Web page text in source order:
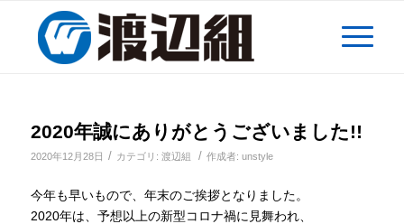
2020年誠にありがとうございました!!
2020年12月28日 / カテゴリ: 渡辺組 / 作成者: unstyle
今年も早いもので、年末のご挨拶となりました。
2020年は、予想以上の新型コロナ禍に見舞われ、